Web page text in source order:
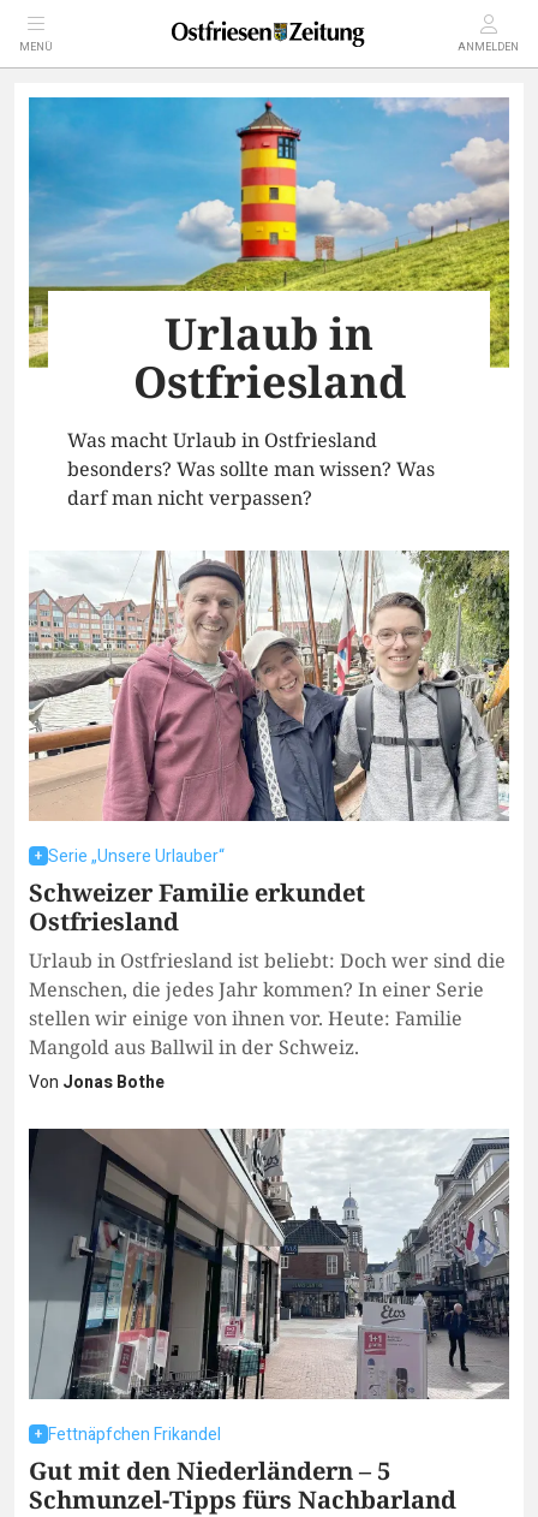
MENÜ ANMELDEN
Urlaub in
Ostfriesland
Was macht Urlaub in Ostfriesland
besonders? Was sollte man wissen? Was
darf man nicht verpassen?
Serie „Unsere Urlauber“
Schweizer Familie erkundet
Ostfriesland
Urlaub in Ostfriesland ist beliebt: Doch wer sind die
Menschen, die jedes Jahr kommen? In einer Serie
stellen wir einige von ihnen vor. Heute: Familie
Mangold aus Ballwil in der Schweiz.
Von Jonas Bothe
Fettnäpfchen Frikandel
Gut mit den Niederländern – 5
Schmunzel-Tipps fürs Nachbarland